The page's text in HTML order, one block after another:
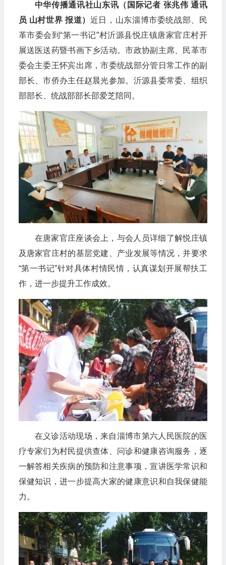
中华传播通讯社山东讯（国际记者 张兆伟 通讯
员 山村世界 报道） 近日，山东淄博市委统战部、民
革市委会到“第一书记”村沂源县悦庄镇唐家官庄村开
展送医送药暨书画下乡活动。市政协副主席、民革市
委会主委王怀宾出席，市委统战部分管日常工作的副
部长、市侨办主任赵晨光参加。沂源县委常委、组织
部部长、统战部部长邵爱芝陪同。
在唐家官庄座谈会上，与会人员详细了解悦庄镇
及唐家官庄村的基层党建、产业发展等情况，并要求
“第一书记”针对具体村情民情，认真谋划开展帮扶工
作，进一步提升工作成效。
在义诊活动现场，来自淄博市第六人民医院的医
疗专家们为村民提供查体、问诊和健康咨询服务，逐
一解答相关疾病的预防和注意事项，宣讲医学常识和
保健知识，进一步提高大家的健康意识和自我保健能
力。